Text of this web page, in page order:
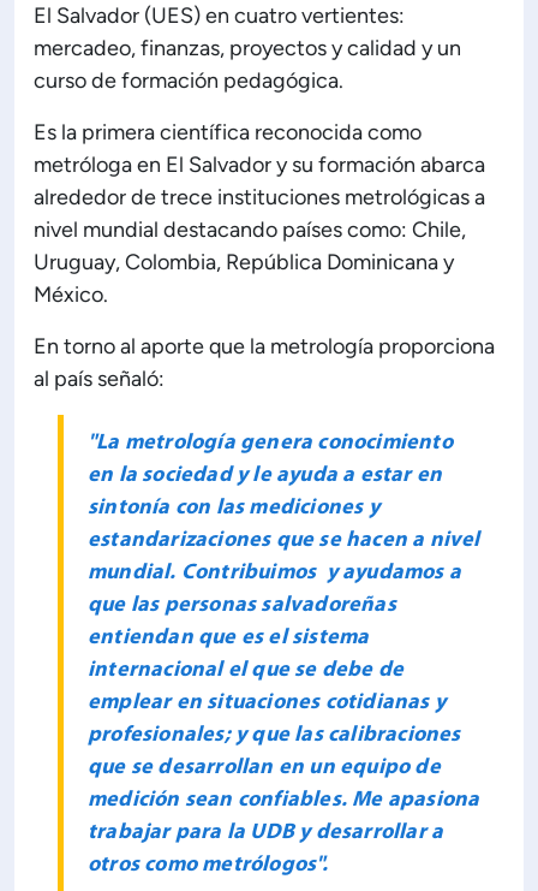
El Salvador (UES) en cuatro vertientes:
mercadeo, finanzas, proyectos y calidad y un
curso de formación pedagógica.
Es la primera científica reconocida como
metróloga en El Salvador y su formación abarca
alrededor de trece instituciones metrológicas a
nivel mundial destacando países como: Chile,
Uruguay, Colombia, República Dominicana y
México.
En torno al aporte que la metrología proporciona
al país señaló:
"La metrología genera conocimiento
en la sociedad y le ayuda a estar en
sintonía con las mediciones y
estandarizaciones que se hacen a nivel
mundial. Contribuimos y ayudamos a
que las personas salvadoreñas
entiendan que es el sistema
internacional el que se debe de
emplear en situaciones cotidianas y
profesionales; y que las calibraciones
que se desarrollan en un equipo de
medición sean confiables. Me apasiona
trabajar para la UDB y desarrollar a
otros como metrólogos".